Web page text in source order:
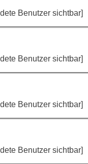
Benutzer sichtbar]
Benutzer sichtbar]
Benutzer sichtbar]
Benutzer sichtbar]